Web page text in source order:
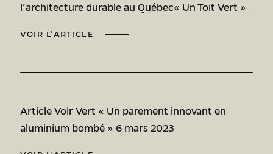
l’architecture durable au Québec« Un Toit Vert »
VOIR L’ARTICLE
Article Voir Vert « Un parement innovant en
aluminium bombé » 6 mars 2023